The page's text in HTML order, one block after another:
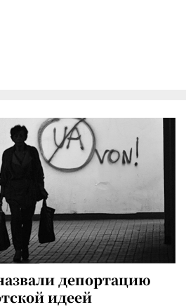
депортацию
идеей